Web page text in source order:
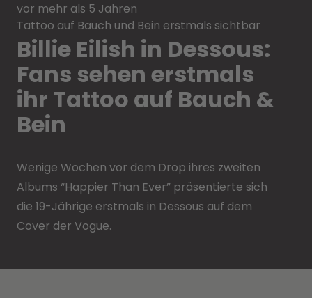
vor mehr als 5 Jahren
Tattoo auf Bauch und Bein erstmals sichtbar
Billie Eilish in Dessous:
Fans sehen erstmals
ihr Tattoo auf Bauch &
Bein
Wenige Wochen vor dem Drop ihres zweiten
Albums “Happier Than Ever” präsentierte sich
die 19-Jährige erstmals in Dessous auf dem
Cover der Vogue.